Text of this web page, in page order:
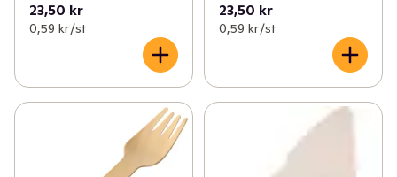
23,50 kr
0,59 kr /st
23,50 kr
0,59 kr /st